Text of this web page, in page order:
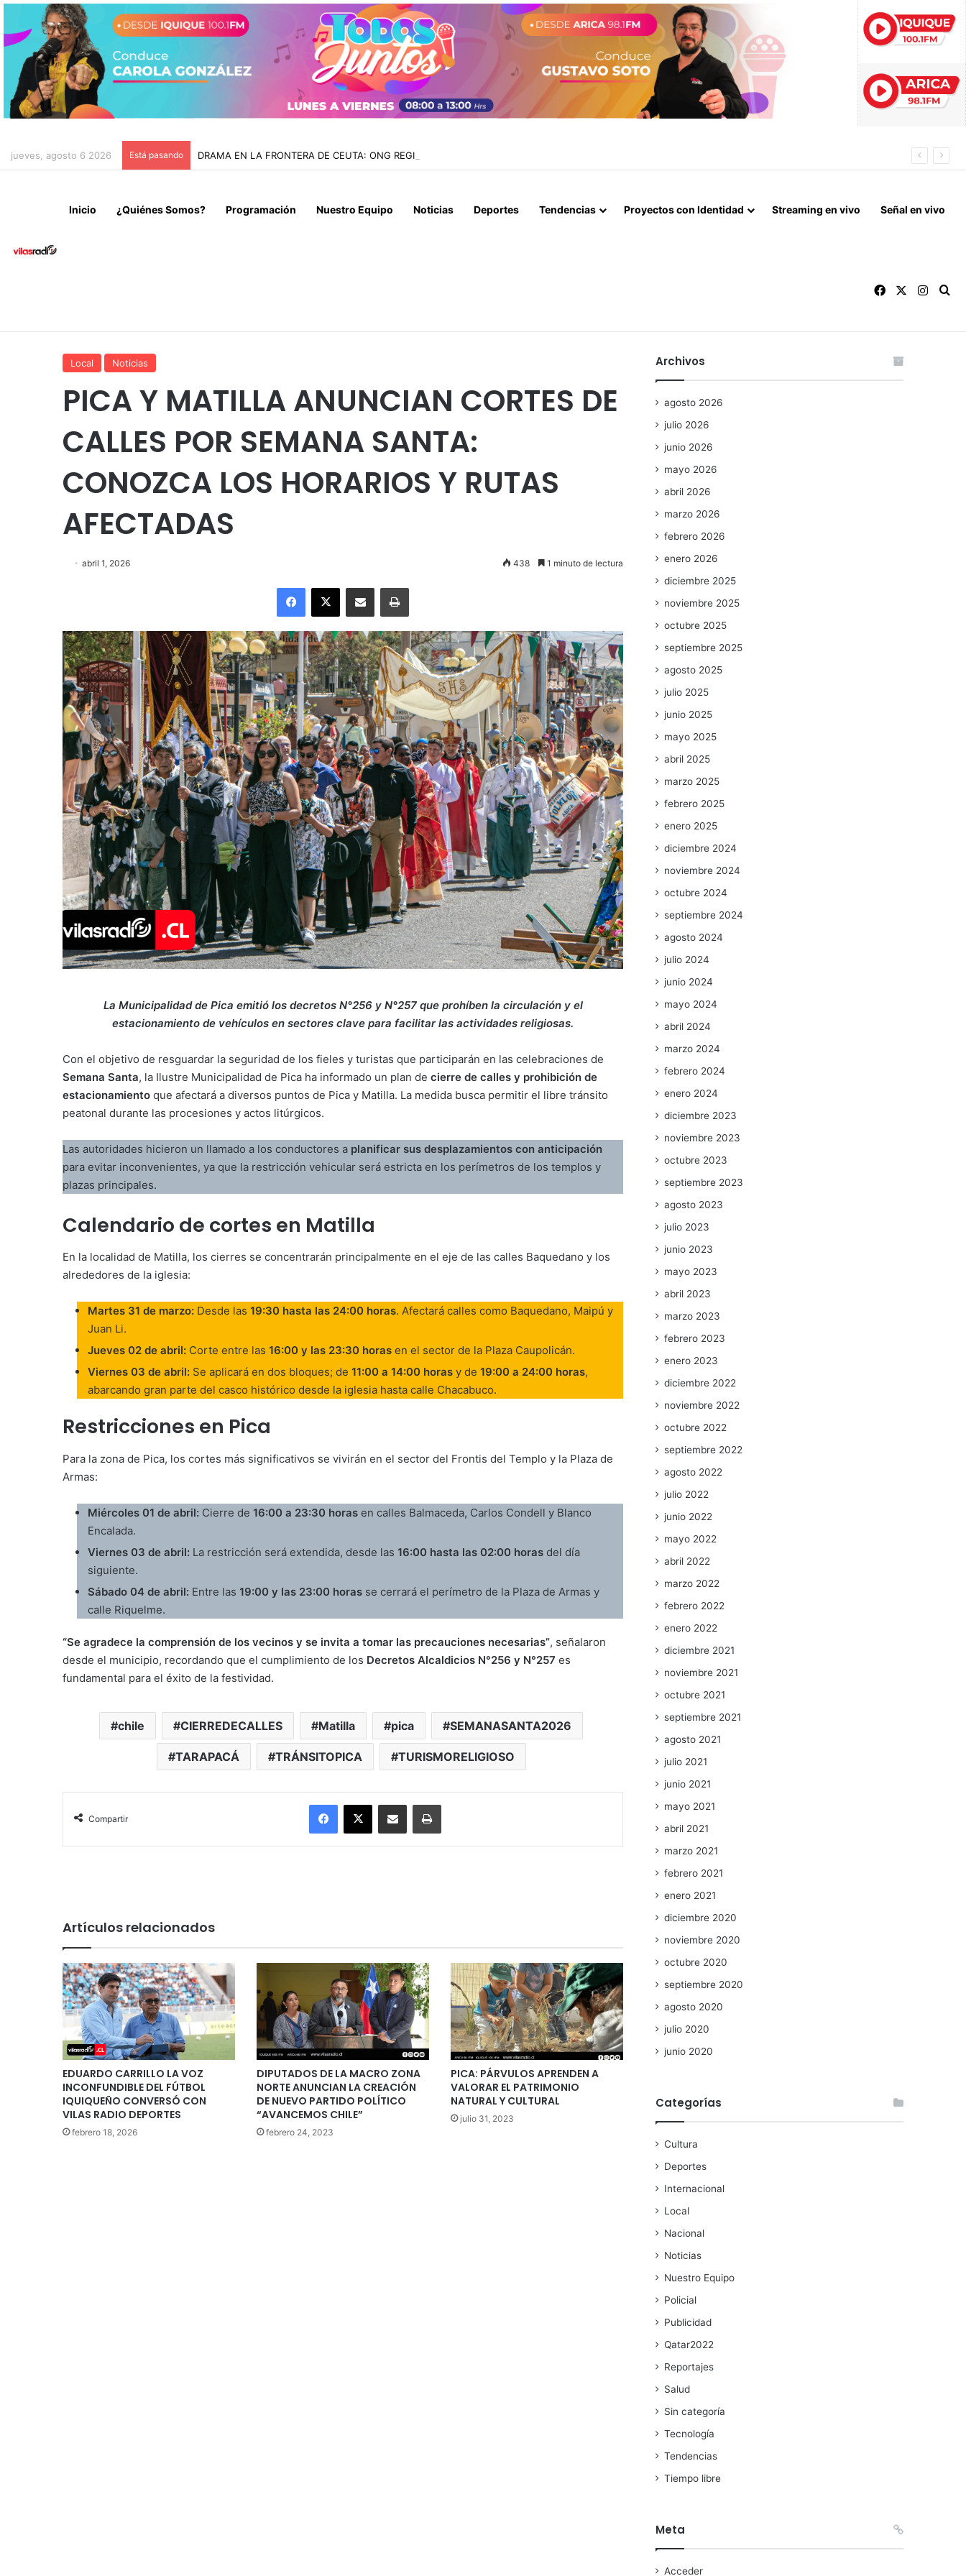
jueves, agosto 6 2026 Está pasando DRAMA EN LA FRONTERA DE CEUTA: ONG REGISTRA 141 MIGRANTES FALLECIDOS EN MEDIO DE UNA INÉDITA CRISIS
Inicio ¿Quiénes Somos? Programación Nuestro Equipo Noticias Deportes Tendencias Proyectos con Identidad Streaming en vivo Señal en vivo
Facebook
Local Noticias
PICA Y MATILLA ANUNCIAN CORTES DE
CALLES POR SEMANA SANTA:
CONOZCA LOS HORARIOS Y RUTAS
AFECTADAS
abril 1, 2026 438 1 minuto de lectura
Facebook
X Enviar vía email Imprimir
La Municipalidad de Pica emitió los decretos N°256 y N°257 que prohíben la circulación y el
estacionamiento de vehículos en sectores clave para facilitar las actividades religiosas.
Con el objetivo de resguardar la seguridad de los fieles y turistas que participarán en las celebraciones de
Semana Santa, la Ilustre Municipalidad de Pica ha informado un plan de cierre de calles y prohibición de
estacionamiento que afectará a diversos puntos de Pica y Matilla. La medida busca permitir el libre tránsito
peatonal durante las procesiones y actos litúrgicos.
Las autoridades hicieron un llamado a los conductores a planificar sus desplazamientos con anticipación
para evitar inconvenientes, ya que la restricción vehicular será estricta en los perímetros de los templos y
plazas principales.
Calendario de cortes en Matilla
En la localidad de Matilla, los cierres se concentrarán principalmente en el eje de las calles Baquedano y los
alrededores de la iglesia:
Martes 31 de marzo: Desde las 19:30 hasta las 24:00 horas. Afectará calles como Baquedano, Maipú y
Juan Li.
Jueves 02 de abril: Corte entre las 16:00 y las 23:30 horas en el sector de la Plaza Caupolicán.
Viernes 03 de abril: Se aplicará en dos bloques; de 11:00 a 14:00 horas y de 19:00 a 24:00 horas,
abarcando gran parte del casco histórico desde la iglesia hasta calle Chacabuco.
Restricciones en Pica
Para la zona de Pica, los cortes más significativos se vivirán en el sector del Frontis del Templo y la Plaza de
Armas:
Miércoles 01 de abril: Cierre de 16:00 a 23:30 horas en calles Balmaceda, Carlos Condell y Blanco
Encalada.
Viernes 03 de abril: La restricción será extendida, desde las 16:00 hasta las 02:00 horas del día
siguiente.
Sábado 04 de abril: Entre las 19:00 y las 23:00 horas se cerrará el perímetro de la Plaza de Armas y
calle Riquelme.
“Se agradece la comprensión de los vecinos y se invita a tomar las precauciones necesarias”, señalaron
desde el municipio, recordando que el cumplimiento de los Decretos Alcaldicios N°256 y N°257 es
fundamental para el éxito de la festividad.
chile CIERREDECALLES Matilla pica SEMANASANTA2026
TARAPACÁ TRÁNSITOPICA TURISMORELIGIOSO
Compartir
Facebook
X Enviar vía email Imprimir
Artículos relacionados
EDUARDO CARRILLO LA VOZ
INCONFUNDIBLE DEL FÚTBOL
IQUIQUEÑO CONVERSÓ CON
VILAS RADIO DEPORTES
febrero 18, 2026
DIPUTADOS DE LA MACRO ZONA
NORTE ANUNCIAN LA CREACIÓN
DE NUEVO PARTIDO POLÍTICO
“AVANCEMOS CHILE”
febrero 24, 2023
PICA: PÁRVULOS APRENDEN A
VALORAR EL PATRIMONIO
NATURAL Y CULTURAL
julio 31, 2023
Archivos
agosto 2026
julio 2026
junio 2026
mayo 2026
abril 2026
marzo 2026
febrero 2026
enero 2026
diciembre 2025
noviembre 2025
octubre 2025
septiembre 2025
agosto 2025
julio 2025
junio 2025
mayo 2025
abril 2025
marzo 2025
febrero 2025
enero 2025
diciembre 2024
noviembre 2024
octubre 2024
septiembre 2024
agosto 2024
julio 2024
junio 2024
mayo 2024
abril 2024
marzo 2024
febrero 2024
enero 2024
diciembre 2023
noviembre 2023
octubre 2023
septiembre 2023
agosto 2023
julio 2023
junio 2023
mayo 2023
abril 2023
marzo 2023
febrero 2023
enero 2023
diciembre 2022
noviembre 2022
octubre 2022
septiembre 2022
agosto 2022
julio 2022
junio 2022
mayo 2022
abril 2022
marzo 2022
febrero 2022
enero 2022
diciembre 2021
noviembre 2021
octubre 2021
septiembre 2021
agosto 2021
julio 2021
junio 2021
mayo 2021
abril 2021
marzo 2021
febrero 2021
enero 2021
diciembre 2020
noviembre 2020
octubre 2020
septiembre 2020
agosto 2020
julio 2020
junio 2020
Categorías
Cultura
Deportes
Internacional
Local
Nacional
Noticias
Nuestro Equipo
Policial
Publicidad
Qatar2022
Reportajes
Salud
Sin categoría
Tecnología
Tendencias
Tiempo libre
Meta
Acceder